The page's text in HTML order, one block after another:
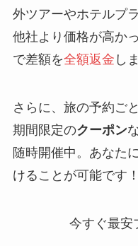
外ツアーやホテルプ
他社より価格が高か
で差額を全額返金 し
さらに、旅の予約ご
期間限定のクーポン
随時開催中。あなた
けることが可能です！
今すぐ最安